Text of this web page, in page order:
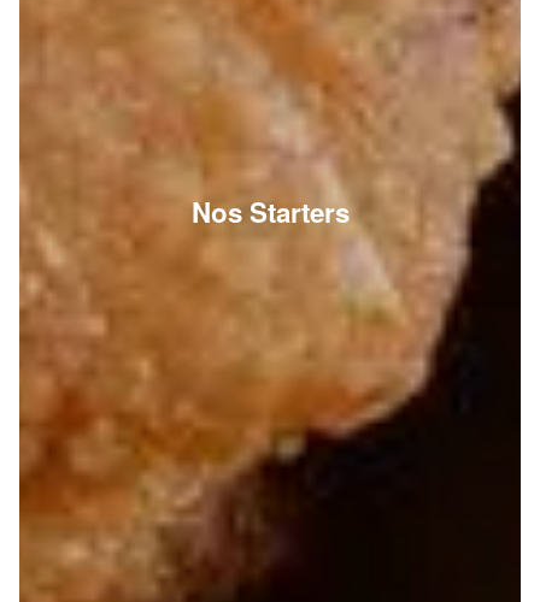
Nos Starters